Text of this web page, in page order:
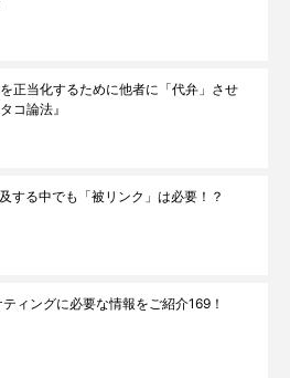
正当化するために他者に「代弁」させ
コ論法』
する中でも「被リンク」は必要！？
ィングに必要な情報をご紹介169！